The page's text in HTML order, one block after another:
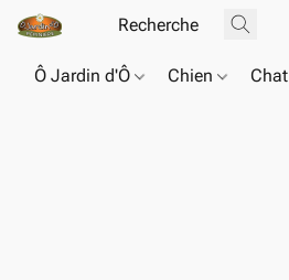
Ô Jardin d'Ô Chien Chat